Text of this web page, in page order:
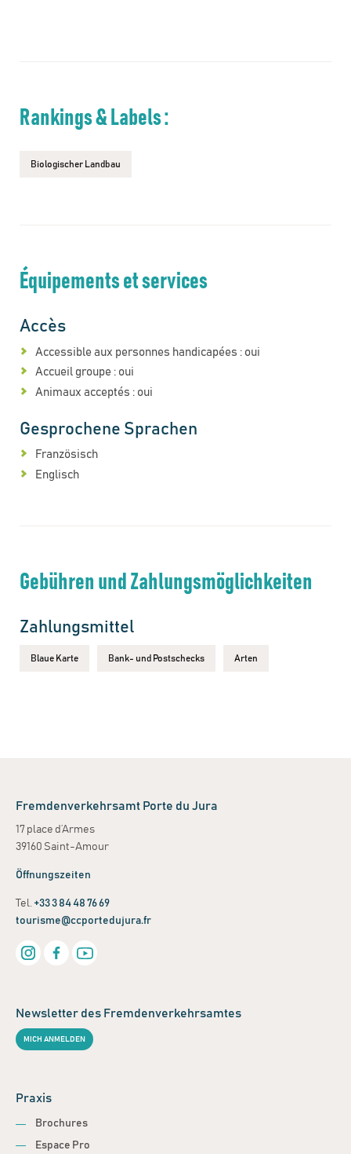
Rankings & Labels :
Biologischer Landbau
Équipements et services
Accès
Accessible aux personnes handicapées : oui
Accueil groupe : oui
Animaux acceptés : oui
Gesprochene Sprachen
Französisch
Englisch
Gebühren und Zahlungsmöglichkeiten
Zahlungsmittel
Blaue Karte Bank- und Postschecks Arten
Fremdenverkehrsamt Porte du Jura
17 place d’Armes
39160 Saint-Amour
Öffnungszeiten
Tel. +33 3 84 48 76 69
tourisme@ccportedujura.fr
Newsletter des Fremdenverkehrsamtes
MICH ANMELDEN
Praxis
Brochures
Espace Pro